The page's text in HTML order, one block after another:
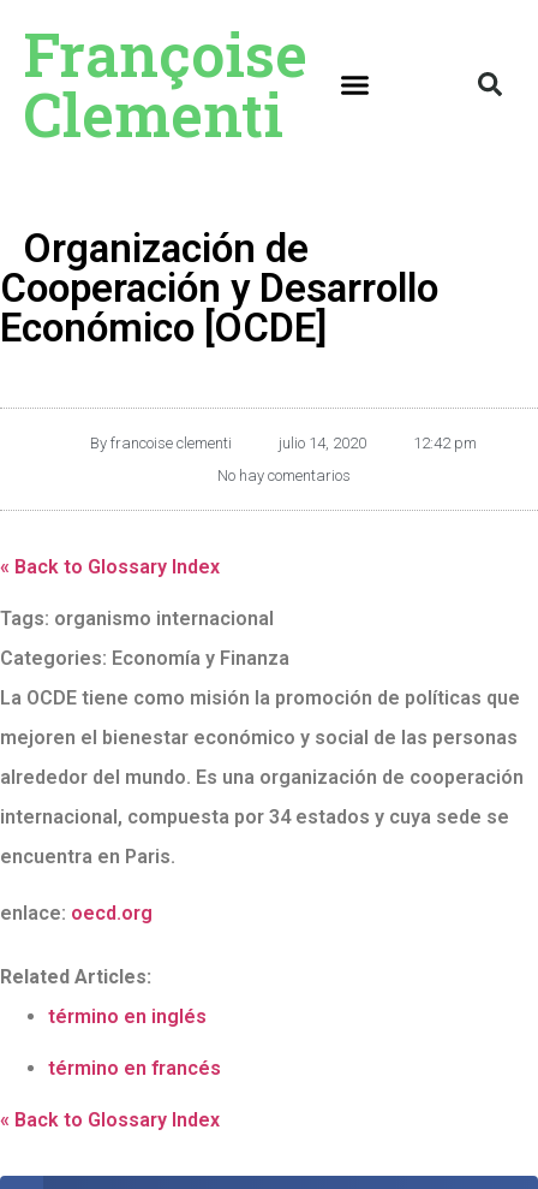
Françoise
Clementi
Organización de
Cooperación y Desarrollo
Económico [OCDE]
By francoise clementi julio 14, 2020
12:42 pm
No hay comentarios
« Back to Glossary Index
Tags: organismo internacional
Categories: Economía y Finanza
La OCDE tiene como misión la promoción de políticas que
mejoren el bienestar económico y social de las personas
alrededor del mundo. Es una organización de cooperación
internacional, compuesta por 34 estados y cuya sede se
encuentra en Paris.
enlace: oecd.org
Related Articles:
término en inglés
término en francés
« Back to Glossary Index